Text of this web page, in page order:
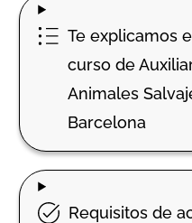
Te explicamos
curso de
Animales
Barcelona
Requisitos de